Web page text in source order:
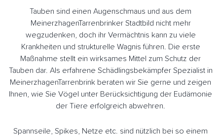
Tauben sind einen Augenschmaus und aus dem
MeinerzhagenTarrenbrinker Stadtbild nicht mehr
wegzudenken, doch ihr Vermächtnis kann zu viele
Krankheiten und strukturelle Wagnis führen. Die erste
Maßnahme stellt ein wirksames Mittel zum Schutz der
Tauben dar. Als erfahrene Schädlingsbekämpfer Spezialist in
MeinerzhagenTarrenbrink beraten wir Sie gerne und zeigen
Ihnen, wie Sie Vögel unter Berücksichtigung der Eudämonie
der Tiere erfolgreich abwehren.
Spannseile, Spikes, Netze etc. sind nützlich bei so einem